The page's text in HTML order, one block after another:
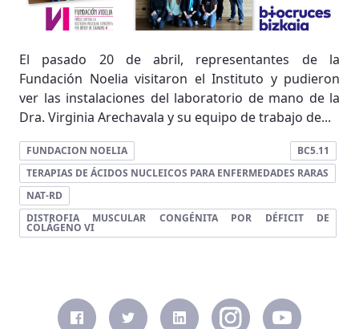
El pasado 20 de abril, representantes de la
Fundación Noelia visitaron el Instituto y pudieron
ver las instalaciones del laboratorio de mano de la
Dra. Virginia Arechavala y su equipo de trabajo de...
FUNDACION NOELIA
BC5.11
TERAPIAS DE ÁCIDOS NUCLEICOS PARA ENFERMEDADES RARAS
NAT-RD
DISTROFIA MUSCULAR CONGÉNITA POR DÉFICIT DE
COLÁGENO VI